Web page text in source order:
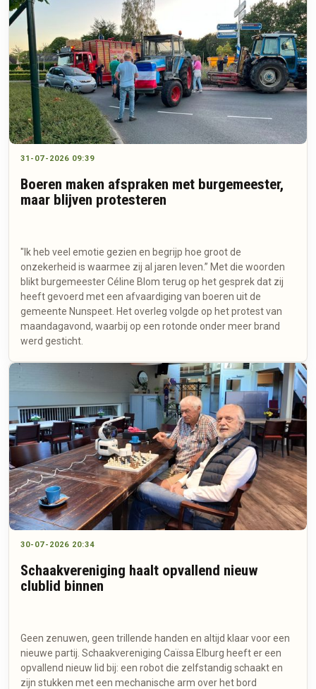
31-07-2026 09:39
Boeren maken afspraken met burgemeester,
maar blijven protesteren
"Ik heb veel emotie gezien en begrijp hoe groot de
onzekerheid is waarmee zij al jaren leven.” Met die woorden
blikt burgemeester Céline Blom terug op het gesprek dat zij
heeft gevoerd met een afvaardiging van boeren uit de
gemeente Nunspeet. Het overleg volgde op het protest van
maandagavond, waarbij op een rotonde onder meer brand
werd gesticht.
30-07-2026 20:34
Schaakvereniging haalt opvallend nieuw
clublid binnen
Geen zenuwen, geen trillende handen en altijd klaar voor een
nieuwe partij. Schaakvereniging Caïssa Elburg heeft er een
opvallend nieuw lid bij: een robot die zelfstandig schaakt en
zijn stukken met een mechanische arm over het bord